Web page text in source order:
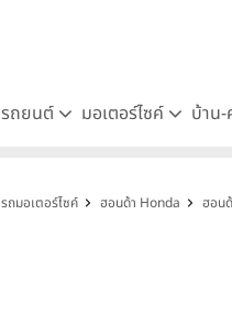
รถยนต์ มอเตอร์ไซค์ บ้าน-
รถมอเตอร์ไซค์ ฮอนด้า Honda ฮอน